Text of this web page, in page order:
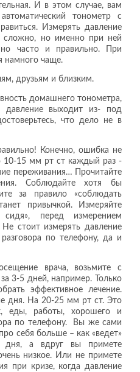
И в этом случае, вам
тонометр с
Измерять давление
сложно, но именно при ней
часто и правильно. При
намного чаще.
друзьям и близким.
домашнего тонометра,
давление выходит из- под
что дело не в
Конечно, ошибка не
10-15 мм рт ст каждый раз -
переживания… Прочитайте
Соблюдайте хотя бы
за правило «соблюдать
привычкой. Измеряйте
перед измерением
стоит измерять давление
по телефону, да и
врача, возьмите с
3-5 дней, например. Только
эффективное лечение.
дня. На 20-25 мм рт ст. Это
еды, работы, хорошего и
по телефону. Вы же сами
себя больше – как «ведет»
дня, а вдруг вы примете
низкое. Или не примете
при кризе, когда давление